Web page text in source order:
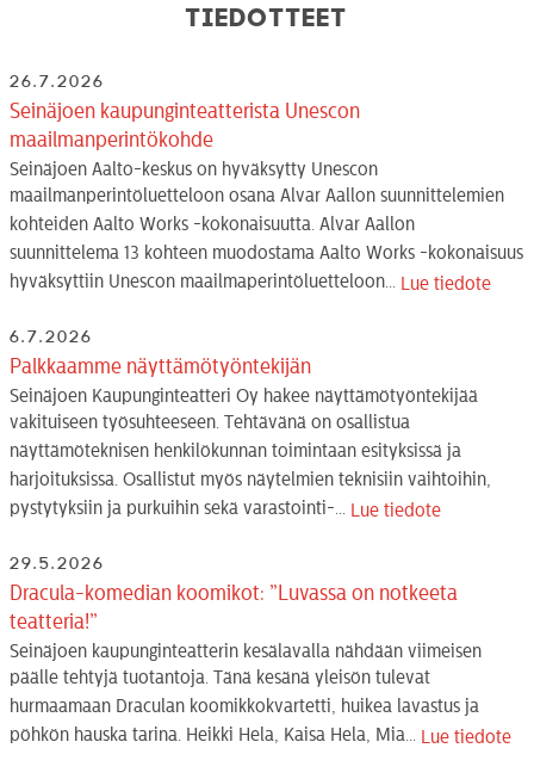
Tiedotteet
26.7.2026
Seinäjoen kaupunginteatterista Unescon
maailmanperintökohde
Seinäjoen Aalto-keskus on hyväksytty Unescon
maailmanperintöluetteloon osana Alvar Aallon suunnittelemien
kohteiden Aalto Works -kokonaisuutta. Alvar Aallon
suunnittelema 13 kohteen muodostama Aalto Works -kokonaisuus
hyväksyttiin Unescon maailmaperintöluetteloon...
Lue tiedote
6.7.2026
Palkkaamme näyttämötyöntekijän
Seinäjoen Kaupunginteatteri Oy hakee näyttämötyöntekijää
vakituiseen työsuhteeseen. Tehtävänä on osallistua
näyttämöteknisen henkilökunnan toimintaan esityksissä ja
harjoituksissa. Osallistut myös näytelmien teknisiin vaihtoihin,
pystytyksiin ja purkuihin sekä varastointi-...
Lue tiedote
29.5.2026
Dracula-komedian koomikot: ”Luvassa on notkeeta
teatteria!”
Seinäjoen kaupunginteatterin kesälavalla nähdään viimeisen
päälle tehtyjä tuotantoja. Tänä kesänä yleisön tulevat
hurmaamaan Draculan koomikkokvartetti, huikea lavastus ja
pöhkön hauska tarina. Heikki Hela, Kaisa Hela, Mia...
Lue tiedote